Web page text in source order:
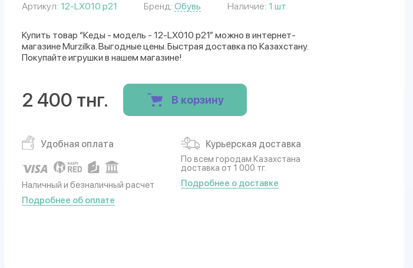
Артикул: 12-LX010 р21 Бренд: Обувь Наличие: 1 шт.
Купить товар “Кеды - модель - 12-LX010 р21” можно в интернет-
магазине Murzilka. Выгодные цены. Быстрая доставка по Казахстану.
Покупайте игрушки в нашем магазине!
2 400 тнг. В корзину
Удобная оплата
Наличный и безналичный расчет
Подробнее об оплате
Курьерская доставка
По всем городам Казахстана
доставка от 1 000 тг.
Подробнее о доставке